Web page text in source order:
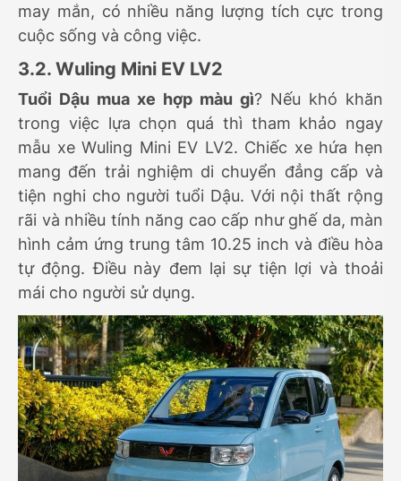
may mắn, có nhiều năng lượng tích cực trong
cuộc sống và công việc.
3.2. Wuling Mini EV LV2
Tuổi Dậu mua xe hợp màu gì? Nếu khó khăn
trong việc lựa chọn quá thì tham khảo ngay
mẫu xe Wuling Mini EV LV2. Chiếc xe hứa hẹn
mang đến trải nghiệm di chuyển đẳng cấp và
tiện nghi cho người tuổi Dậu. Với nội thất rộng
rãi và nhiều tính năng cao cấp như ghế da, màn
hình cảm ứng trung tâm 10.25 inch và điều hòa
tự động. Điều này đem lại sự tiện lợi và thoải
mái cho người sử dụng.